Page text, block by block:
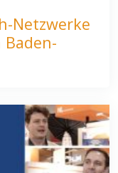
Netzwerke